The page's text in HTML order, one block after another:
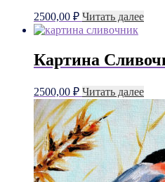
2500,00 ₽ Читать далее
Картина
2500,00 ₽ Читать далее